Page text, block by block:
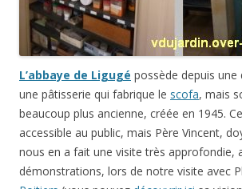
L’abbaye de Ligugé possède depuis une
une pâtisserie qui fabrique le scofa, mais
beaucoup plus ancienne, créée en 1945.
accessible au public, mais Père Vincent,
nous en a fait une visite très approfondie,
démonstrations, lors de notre visite avec